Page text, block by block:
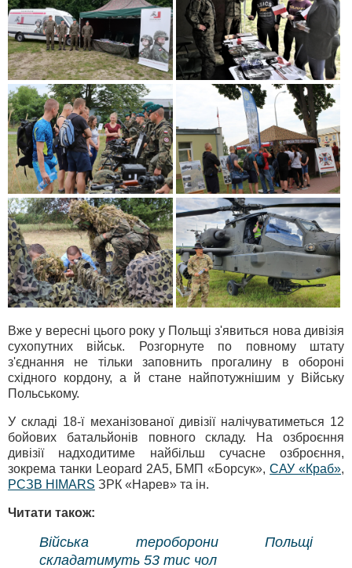
Вже у вересні цього року у Польщі з'явиться нова дивізія
сухопутних військ. Розгорнуте по повному штату
з'єднання не тільки заповнить прогалину в обороні
східного кордону, а й стане найпотужнішим у Війську
Польському.
У складі 18-ї механізованої дивізії налічуватиметься 12
бойових батальйонів повного складу. На озброєння
дивізії надходитиме найбільш сучасне озброєння,
зокрема танки Leopard 2A5, БМП «Борсук»,САУ «Краб»,
РСЗВ HIMARS ЗРК «Нарев» та ін.
Читати також:
Війська тероборони Польщі
складатимуть 53 тис чол